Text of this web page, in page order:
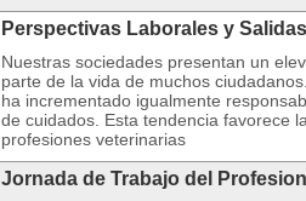
Perspectivas Laborales y
Nuestras sociedades presentan un
parte de la vida de muchos
ha incrementado igualmente
de cuidados. Esta tendencia favorece
profesiones veterinarias
Jornada de Trabajo del